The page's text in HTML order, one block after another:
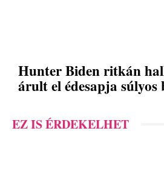
Hunter Biden ritkán
árult el édesapja súlyos
EZ IS ÉRDEKELHET